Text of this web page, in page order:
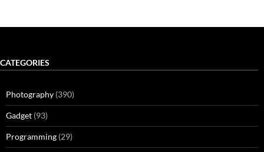
CATEGORIES
Photography (390)
Gadget (93)
Programming (29)